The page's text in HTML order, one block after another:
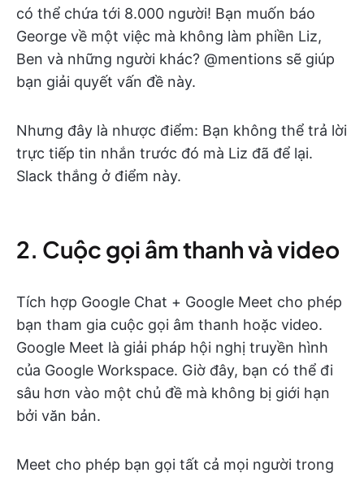
có thể chứa tới 8.000 người! Bạn muốn báo
George về một việc mà không làm phiền Liz,
Ben và những người khác? @mentions sẽ giúp
bạn giải quyết vấn đề này.
Nhưng đây là nhược điểm: Bạn không thể trả lời
trực tiếp tin nhắn trước đó mà Liz đã để lại.
Slack thắng ở điểm này.
2. Cuộc gọi âm thanh và video
Tích hợp Google Chat + Google Meet cho phép
bạn tham gia cuộc gọi âm thanh hoặc video.
Google Meet là giải pháp hội nghị truyền hình
của Google Workspace. Giờ đây, bạn có thể đi
sâu hơn vào một chủ đề mà không bị giới hạn
bởi văn bản.
Meet cho phép bạn gọi tất cả mọi người trong